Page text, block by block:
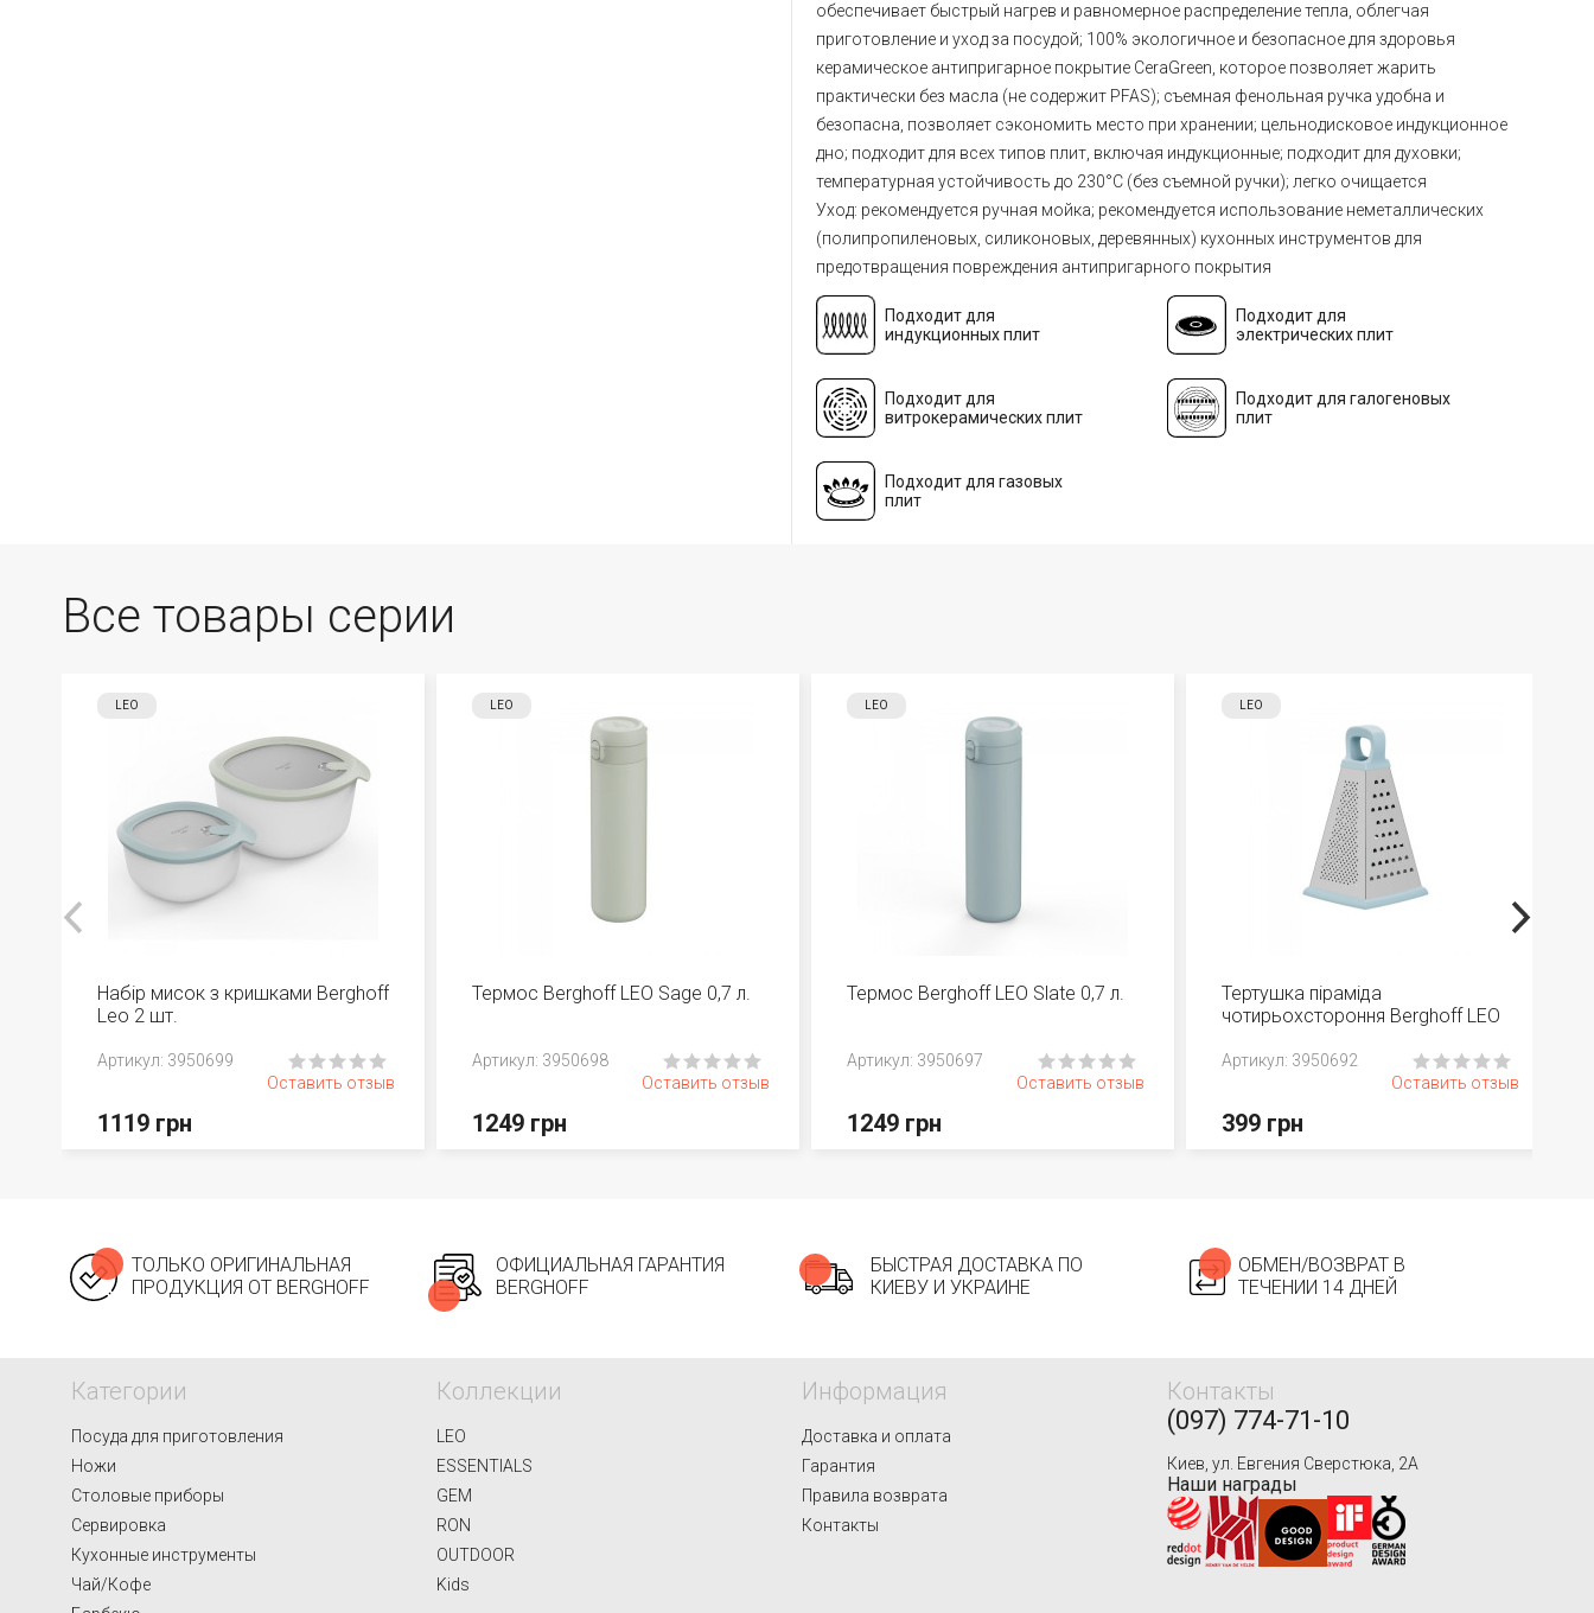
обеспечивает быстрый нагрев и равномерное распределение тепла, облегчая
приготовление и уход за посудой; 100% экологичное и безопасное для здоровья
керамическое антипригарное покрытие CeraGreen, которое позволяет жарить
практически без масла (не содержит PFAS); съемная фенольная ручка удобна и
безопасна, позволяет сэкономить место при хранении; цельнодисковое индукционное
дно; подходит для всех типов плит, включая индукционные; подходит для духовки;
температурная устойчивость до 230°C (без съемной ручки); легко очищается
Уход: рекомендуется ручная мойка; рекомендуется использование неметаллических
(полипропиленовых, силиконовых, деревянных) кухонных инструментов для
предотвращения повреждения антипригарного покрытия
Подходит для
индукционных плит
Подходит для
электрических плит
Подходит для
витрокерамических плит
Подходит для галогеновых
плит
Подходит для газовых
плит
Все товары серии
LEO
Набір мисок з кришками Berghoff
Leo 2 шт.
Aртикул: 3950699
Оставить отзыв
1119 грн
LEO
Термос Berghoff LEO Sage 0,7 л.
Aртикул: 3950698
Оставить отзыв
1249 грн
LEO
Термос Berghoff LEO Slate 0,7 л.
Aртикул: 3950697
Оставить отзыв
1249 грн
LEO
Тертушка піраміда
чотирьохстороння Berghoff LEO
Aртикул: 3950692
Оставить отзыв
399 грн
ТОЛЬКО ОРИГИНАЛЬНАЯ
ПРОДУКЦИЯ ОТ BERGHOFF
ОФИЦИАЛЬНАЯ ГАРАНТИЯ
BERGHOFF
БЫСТРАЯ ДОСТАВКА ПО
КИЕВУ И УКРАИНЕ
ОБМЕН/ВОЗВРАТ В
ТЕЧЕНИИ 14 ДНЕЙ
Категории
Посуда для приготовления
Ножи
Столовые приборы
Сервировка
Кухонные инструменты
Чай/Кофе
Коллекции
LEO
ESSENTIALS
GEM
RON
OUTDOOR
Kids
Информация
Доставка и оплата
Гарантия
Правила возврата
Контакты
Контакты
(097) 774-71-10
Киев, ул. Евгения Сверстюка, 2А
Наши награды